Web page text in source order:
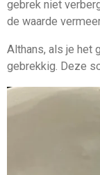
gebrek niet
de waarde
Althans, als je het
gebrekkig. Deze